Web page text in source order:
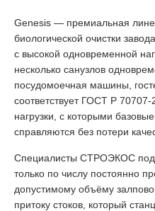
Genesis — премиальная
биологической очистки
с высокой одновременной
несколько санузлов
посудомоечная машины,
соответствует ГОСТ Р
нагрузки, с которыми
справляются без потери
Специалисты СТРОЭКОС
только по числу постоянно
допустимому объёму
притоку стоков, который